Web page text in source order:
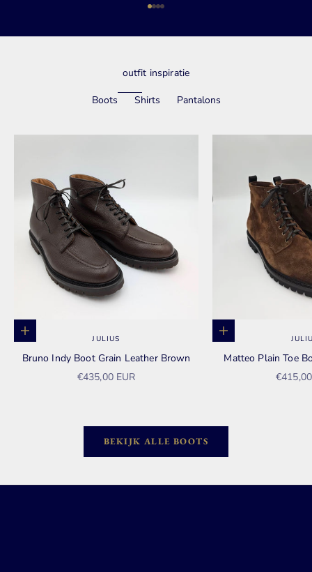
Naar artikel 1
Naar artikel 2
Naar artikel 3
Naar artikel 4
outfit inspiratie
Boots Shirts Pantalons
Opties kiezen JULIUS
Bruno Indy Boot Grain Leather Brown
Aanbiedingsprijs
€435,00 EUR
Opties kiezen
Matteo Plain Toe
BEKIJK ALLE BOOTS